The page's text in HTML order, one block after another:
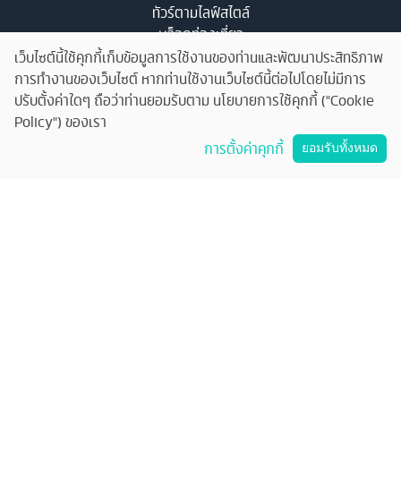
ทัวร์ตามไลฟ์สไตล์
บล็อกท่องเที่ยว
รับจัดทัวร์
เกี่ยวกับเรา
ร่วมงานกับเรา
คุยกับทัวร์ครับ
เว็บไซต์นี้ใช้คุกกี้เก็บข้อมูลการใช้งานของท่านและพัฒนาประสิทธิภาพ
การทำงานของเว็บไซต์ หากท่านใช้งานเว็บไซต์นี้ต่อไปโดยไม่มีการ
ปรับตั้งค่าใดๆ ถือว่าท่านยอมรับตาม นโยบายการใช้คุกกี้ ("Cookie
Policy") ของเรา
การตั้งค่าคุกกี้
ยอมรับทั้งหมด